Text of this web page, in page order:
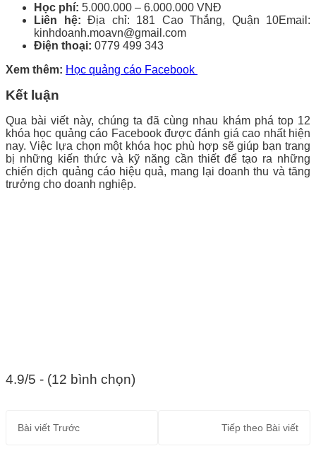
Học phí: 5.000.000 – 6.000.000 VNĐ
Liên hệ: Địa chỉ: 181 Cao Thắng, Quận 10Email:
kinhdoanh.moavn@gmail.com
Điện thoại: 0779 499 343
Xem thêm: Học quảng cáo Facebook
Kết luận
Qua bài viết này, chúng ta đã cùng nhau khám phá top 12
khóa học quảng cáo Facebook được đánh giá cao nhất hiện
nay. Việc lựa chọn một khóa học phù hợp sẽ giúp bạn trang
bị những kiến thức và kỹ năng cần thiết để tạo ra những
chiến dịch quảng cáo hiệu quả, mang lại doanh thu và tăng
trưởng cho doanh nghiệp.
4.9/5 - (12 bình chọn)
Bài viết Trước Tiếp theo Bài viết